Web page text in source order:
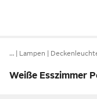
… Lampen
Weiße Esszimmer